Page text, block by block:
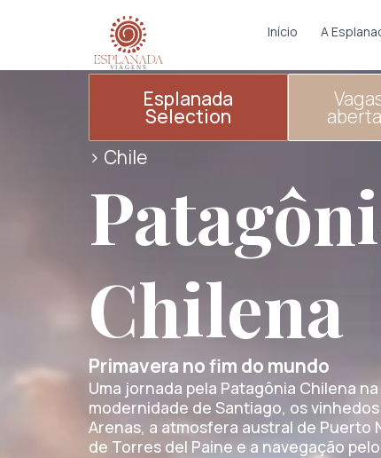
Início A
Esplanada
Selection
> Chile
Chilena
Primavera no fim do mundo
Uma jornada pela Patagônia Chilena
modernidade de Santiago, os
Arenas, a atmosfera austral de Puerto
de Torres del Paine e a navegação